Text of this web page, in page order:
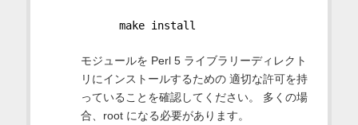
make install
モジュールを Perl 5 ライブラリーディレクト
リにインストールするための 適切な許可を持
っていることを確認してください。 多くの場
合、root になる必要があります。